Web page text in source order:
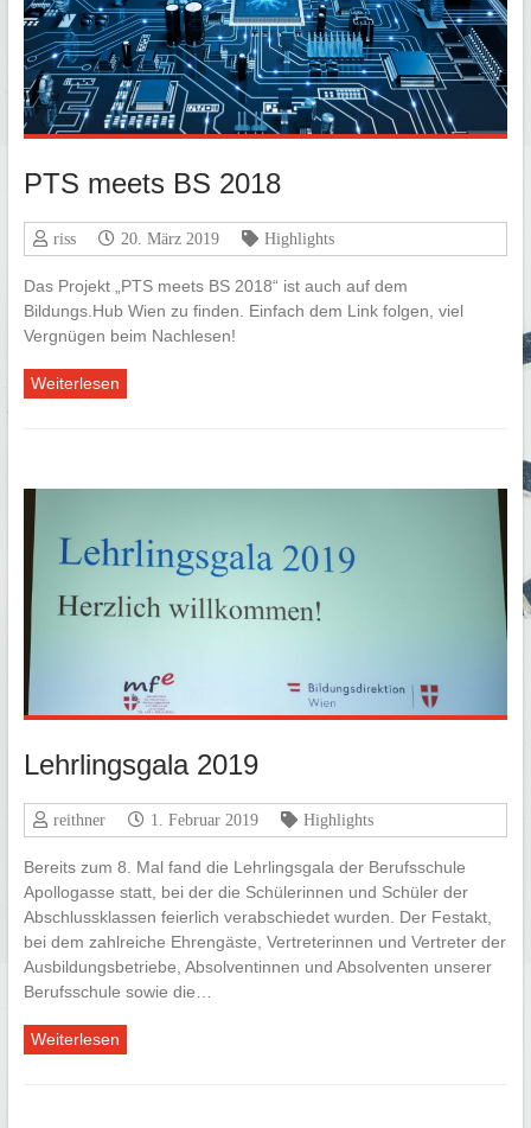
PTS meets BS 2018
riss 20. März 2019 Highlights
Das Projekt „PTS meets BS 2018“ ist auch auf dem
Bildungs.Hub Wien zu finden. Einfach dem Link folgen, viel
Vergnügen beim Nachlesen!
Weiterlesen
Lehrlingsgala 2019
reithner 1. Februar 2019 Highlights
Bereits zum 8. Mal fand die Lehrlingsgala der Berufsschule
Apollogasse statt, bei der die Schülerinnen und Schüler der
Abschlussklassen feierlich verabschiedet wurden. Der Festakt,
bei dem zahlreiche Ehrengäste, Vertreterinnen und Vertreter der
Ausbildungsbetriebe, Absolventinnen und Absolventen unserer
Berufsschule sowie die…
Weiterlesen